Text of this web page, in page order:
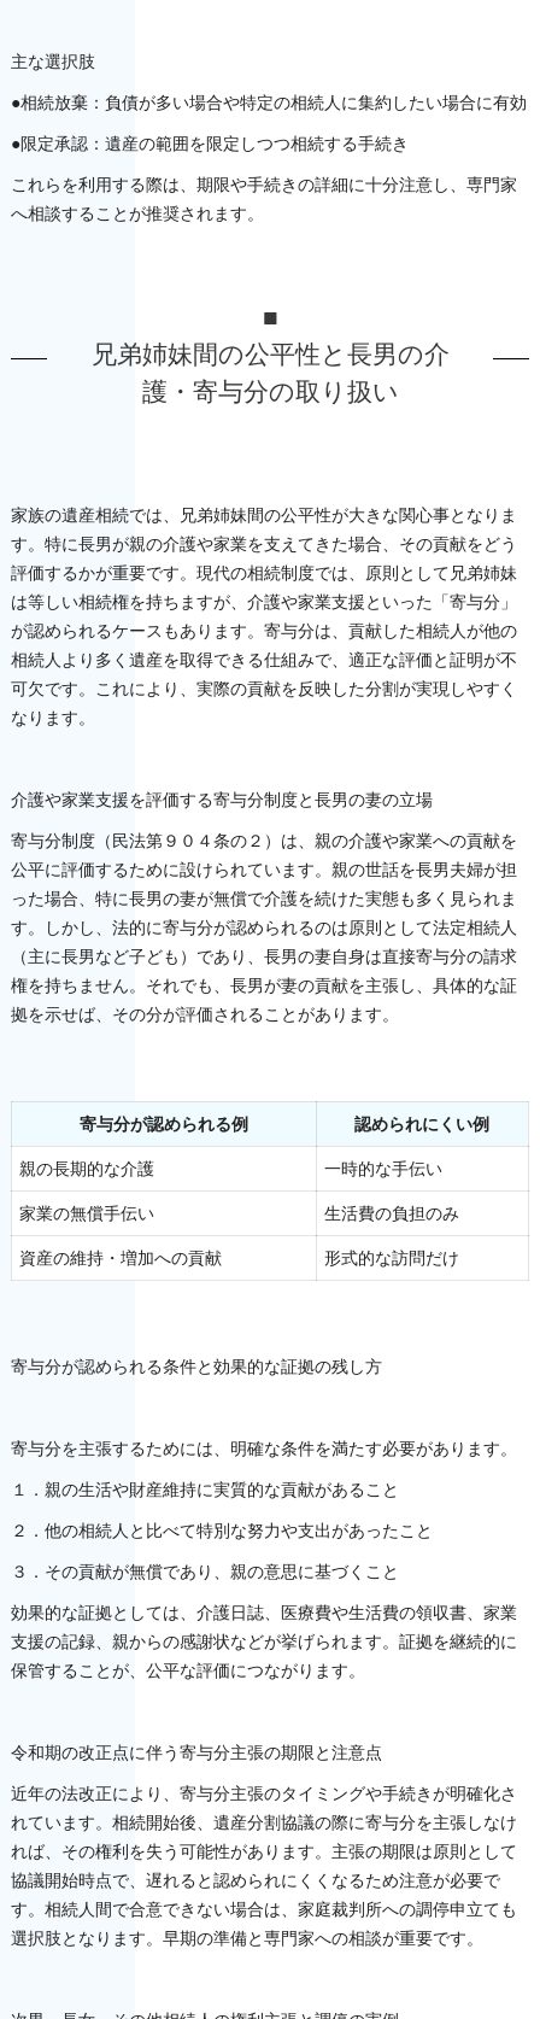
主な選択肢
●相続放棄：負債が多い場合や特定の相続人に集約したい場合に有効
●限定承認：遺産の範囲を限定しつつ相続する手続き
これらを利用する際は、期限や手続きの詳細に十分注意し、専門家
へ相談することが推奨されます。
■
兄弟姉妹間の公平性と長男の介
護・寄与分の取り扱い
家族の遺産相続では、兄弟姉妹間の公平性が大きな関心事となりま
す。特に長男が親の介護や家業を支えてきた場合、その貢献をどう
評価するかが重要です。現代の相続制度では、原則として兄弟姉妹
は等しい相続権を持ちますが、介護や家業支援といった「寄与分」
が認められるケースもあります。寄与分は、貢献した相続人が他の
相続人より多く遺産を取得できる仕組みで、適正な評価と証明が不
可欠です。これにより、実際の貢献を反映した分割が実現しやすく
なります。
介護や家業支援を評価する寄与分制度と長男の妻の立場
寄与分制度（民法第９０４条の２）は、親の介護や家業への貢献を
公平に評価するために設けられています。親の世話を長男夫婦が担
った場合、特に長男の妻が無償で介護を続けた実態も多く見られま
す。しかし、法的に寄与分が認められるのは原則として法定相続人
（主に長男など子ども）であり、長男の妻自身は直接寄与分の請求
権を持ちません。それでも、長男が妻の貢献を主張し、具体的な証
拠を示せば、その分が評価されることがあります。
寄与分が認められる例
認められにくい例
親の長期的な介護
一時的な手伝い
家業の無償手伝い
生活費の負担のみ
資産の維持・増加への貢献
形式的な訪問だけ
寄与分が認められる条件と効果的な証拠の残し方
寄与分を主張するためには、明確な条件を満たす必要があります。
１．親の生活や財産維持に実質的な貢献があること
２．他の相続人と比べて特別な努力や支出があったこと
３．その貢献が無償であり、親の意思に基づくこと
効果的な証拠としては、介護日誌、医療費や生活費の領収書、家業
支援の記録、親からの感謝状などが挙げられます。証拠を継続的に
保管することが、公平な評価につながります。
令和期の改正点に伴う寄与分主張の期限と注意点
近年の法改正により、寄与分主張のタイミングや手続きが明確化さ
れています。相続開始後、遺産分割協議の際に寄与分を主張しなけ
れば、その権利を失う可能性があります。主張の期限は原則として
協議開始時点で、遅れると認められにくくなるため注意が必要で
す。相続人間で合意できない場合は、家庭裁判所への調停申立ても
選択肢となります。早期の準備と専門家への相談が重要です。